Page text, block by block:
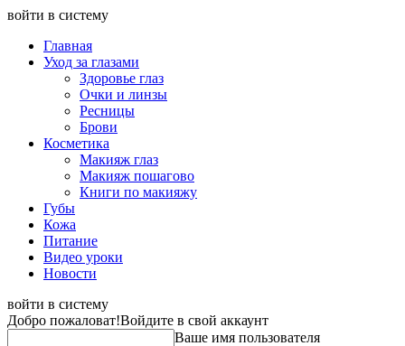
войти в систему
Главная
Уход за глазами
Здоровье глаз
Очки и линзы
Ресницы
Брови
Косметика
Макияж глаз
Макияж пошагово
Книги по макияжу
Губы
Кожа
Питание
Видео уроки
Новости
войти в систему
Добро пожаловат!Войдите в свой аккаунт
Ваше имя пользователя